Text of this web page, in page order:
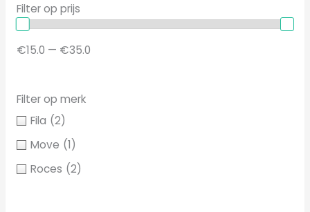
k
k
n
Filter op prijs
€15.0 — €35.0
Filter op merk
Fila (2)
Move (1)
Roces (2)